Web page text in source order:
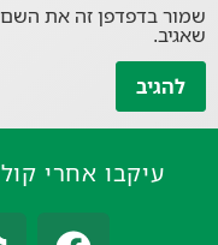
שמור בדפדפן זה את
שאגיב.
עיקבו אחרי